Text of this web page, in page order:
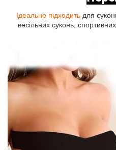
Ідеально підходитьдля
весільних суконь,